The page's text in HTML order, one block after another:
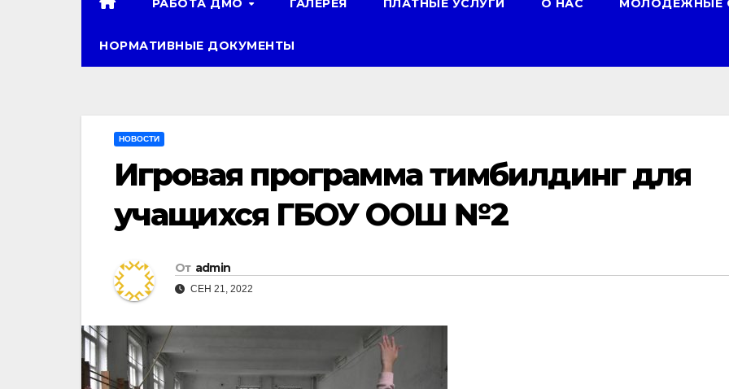
РАБОТА ДМО ГАЛЕРЕЯ ПЛАТНЫЕ УСЛУГИ О НАС МОЛОДЕЖНЫЕ
НОРМАТИВНЫЕ ДОКУМЕНТЫ
НОВОСТИ
Игровая программа тимбилдинг для
учащихся ГБОУ ООШ №2
От admin
СЕН 21, 2022